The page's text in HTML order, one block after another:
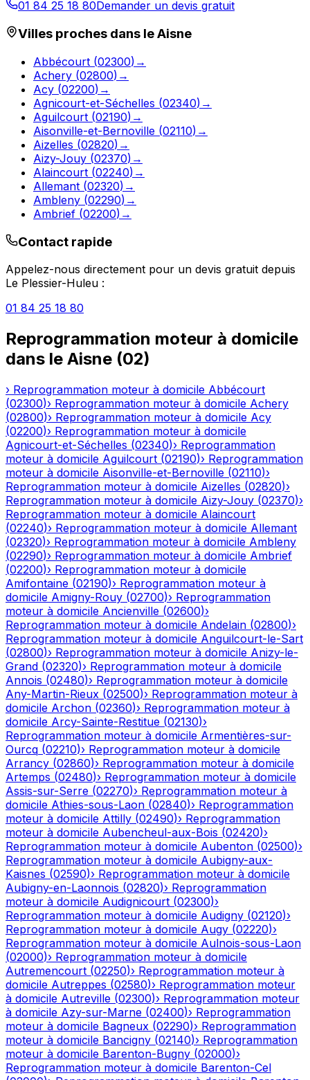
01 84 25 18 80Demander un devis gratuit
Villes proches dans leAisne
Abbécourt (02300) →
Achery (02800) →
Acy (02200) →
Agnicourt-et-Séchelles (02340) →
Aguilcourt (02190) →
Aisonville-et-Bernoville (02110) →
Aizelles (02820) →
Aizy-Jouy (02370) →
Alaincourt (02240) →
Allemant (02320) →
Ambleny (02290) →
Ambrief (02200) →
Contact rapide
Appelez-nous directement pour un devis gratuit depuis
Le Plessier-Huleu :
01 84 25 18 80
Reprogrammation moteur à domicile
dans le Aisne (02)
› Reprogrammation moteur à domicile Abbécourt
(02300)› Reprogrammation moteur à domicile Achery
(02800)› Reprogrammation moteur à domicile Acy
(02200)› Reprogrammation moteur à domicile
Agnicourt-et-Séchelles (02340)› Reprogrammation
moteur à domicile Aguilcourt (02190)› Reprogrammation
moteur à domicile Aisonville-et-Bernoville (02110)›
Reprogrammation moteur à domicile Aizelles (02820)›
Reprogrammation moteur à domicile Aizy-Jouy (02370)›
Reprogrammation moteur à domicile Alaincourt
(02240)› Reprogrammation moteur à domicile Allemant
(02320)› Reprogrammation moteur à domicile Ambleny
(02290)› Reprogrammation moteur à domicile Ambrief
(02200)› Reprogrammation moteur à domicile
Amifontaine (02190)› Reprogrammation moteur à
domicile Amigny-Rouy (02700)› Reprogrammation
moteur à domicile Ancienville (02600)›
Reprogrammation moteur à domicile Andelain (02800)›
Reprogrammation moteur à domicile Anguilcourt-le-Sart
(02800)› Reprogrammation moteur à domicile Anizy-le-
Grand (02320)› Reprogrammation moteur à domicile
Annois (02480)› Reprogrammation moteur à domicile
Any-Martin-Rieux (02500)› Reprogrammation moteur à
domicile Archon (02360)› Reprogrammation moteur à
domicile Arcy-Sainte-Restitue (02130)›
Reprogrammation moteur à domicile Armentières-sur-
Ourcq (02210)› Reprogrammation moteur à domicile
Arrancy (02860)› Reprogrammation moteur à domicile
Artemps (02480)› Reprogrammation moteur à domicile
Assis-sur-Serre (02270)› Reprogrammation moteur à
domicile Athies-sous-Laon (02840)› Reprogrammation
moteur à domicile Attilly (02490)› Reprogrammation
moteur à domicile Aubencheul-aux-Bois (02420)›
Reprogrammation moteur à domicile Aubenton (02500)›
Reprogrammation moteur à domicile Aubigny-aux-
Kaisnes (02590)› Reprogrammation moteur à domicile
Aubigny-en-Laonnois (02820)› Reprogrammation
moteur à domicile Audignicourt (02300)›
Reprogrammation moteur à domicile Audigny (02120)›
Reprogrammation moteur à domicile Augy (02220)›
Reprogrammation moteur à domicile Aulnois-sous-Laon
(02000)› Reprogrammation moteur à domicile
Autremencourt (02250)› Reprogrammation moteur à
domicile Autreppes (02580)› Reprogrammation moteur
à domicile Autreville (02300)› Reprogrammation moteur
à domicile Azy-sur-Marne (02400)› Reprogrammation
moteur à domicile Bagneux (02290)› Reprogrammation
moteur à domicile Bancigny (02140)› Reprogrammation
moteur à domicile Barenton-Bugny (02000)›
Reprogrammation moteur à domicile Barenton-Cel